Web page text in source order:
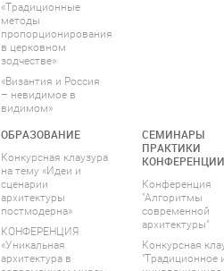
«Традиционные
методы
пропорционирования
в церковном
зодчестве»
«Византия и Россия
– невидимое в
видимом»
ОБРАЗОВАНИЕ
Конкурсная клаузура
на тему «Идеи и
сценарии
архитектуры
постмодерна»
КОНФЕРЕНЦИЯ
«Уникальная
архитектура в
СЕМИНАРЫ
ПРАКТИКИ
КОНФЕРЕНЦИИ
Конференция
"Алгоритмы
современной
архитектуры"
Конкурсная
"Традиционное